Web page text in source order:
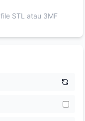
STL atau 3MF